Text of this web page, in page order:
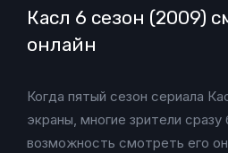
Касл 6 сезон (2009)
онлайн
Когда пятый сезон сериала
экраны, многие зрители сразу
возможность смотреть его